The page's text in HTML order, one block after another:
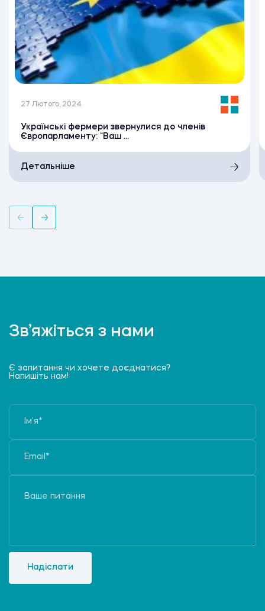
27 Лютого, 2024
Українські фермери звернулися до членів
Європарламенту: “Ваш ...
Детальніше
Зв’яжіться з нами
Є запитання чи хочете доєднатися?
Напишіть нам!
Надіслати